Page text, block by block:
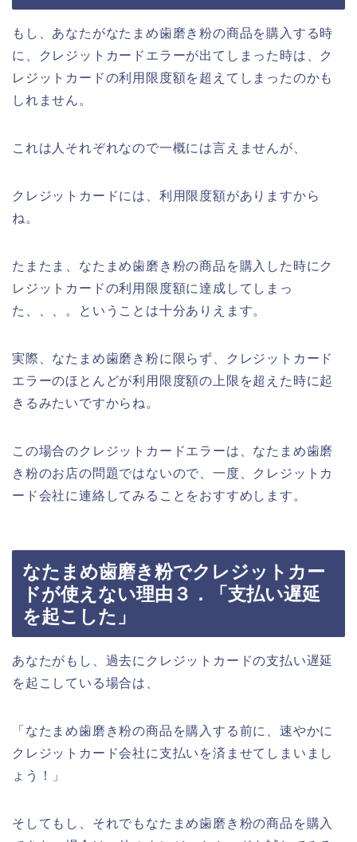
もし、あなたがなたまめ歯磨き粉の商品を購入する時
に、クレジットカードエラーが出てしまった時は、ク
レジットカードの利用限度額を超えてしまったのかも
しれません。
これは人それぞれなので一概には言えませんが、
クレジットカードには、利用限度額がありますから
ね。
たまたま、なたまめ歯磨き粉の商品を購入した時にク
レジットカードの利用限度額に達成してしまっ
た、、、。ということは十分ありえます。
実際、なたまめ歯磨き粉に限らず、クレジットカード
エラーのほとんどが利用限度額の上限を超えた時に起
きるみたいですからね。
この場合のクレジットカードエラーは、なたまめ歯磨
き粉のお店の問題ではないので、一度、クレジットカ
ード会社に連絡してみることをおすすめします。
なたまめ歯磨き粉でクレジットカー
ドが使えない理由３．「支払い遅延
を起こした」
あなたがもし、過去にクレジットカードの支払い遅延
を起こしている場合は、
「なたまめ歯磨き粉の商品を購入する前に、速やかに
クレジットカード会社に支払いを済ませてしまいまし
ょう！」
そしてもし、それでもなたまめ歯磨き粉の商品を購入